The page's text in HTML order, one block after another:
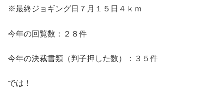
※最終ジョギング日７月１５日４ｋｍ
今年の回覧数：２８件
今年の決裁書類（判子押した数）：３５件
では！